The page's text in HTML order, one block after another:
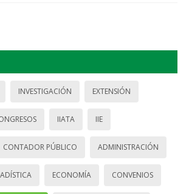
INVESTIGACIÓN EXTENSIÓN
IIATA IIE
CONTADOR PÚBLICO ADMINISTRACIÓN
ECONOMÍA CONVENIOS